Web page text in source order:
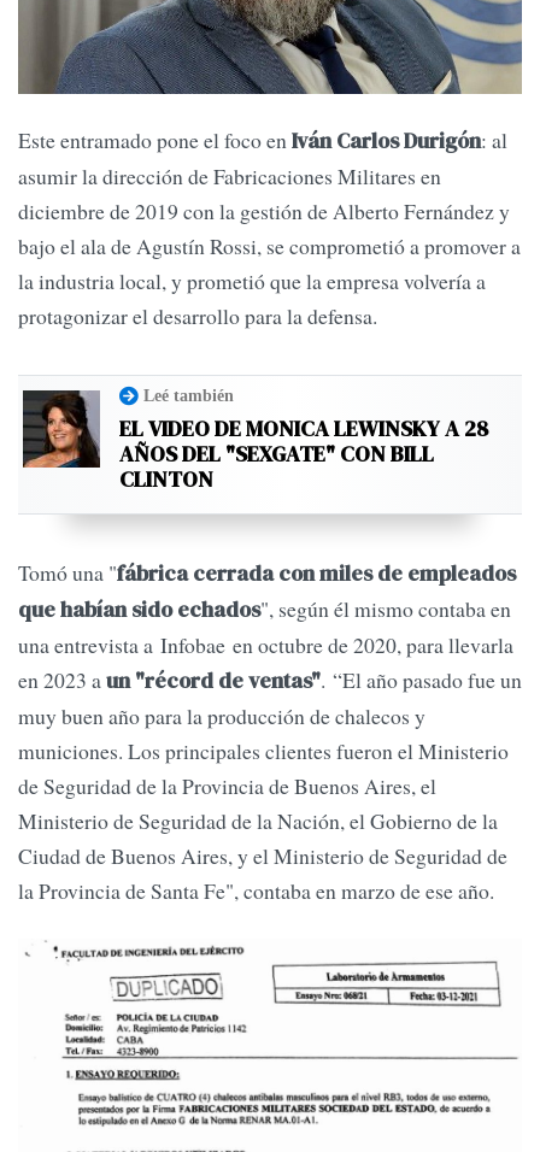
Este entramado pone el foco enIván Carlos Durigón: al
asumir la dirección de Fabricaciones Militares en
diciembre de 2019 con la gestión de Alberto Fernández y
bajo el ala de Agustín Rossi, se comprometió a promover a
la industria local, y prometió que la empresa volvería a
protagonizar el desarrollo para la defensa.
Leé también
EL VIDEO DE MONICA LEWINSKY A 28
AÑOS DEL "SEXGATE" CON BILL
CLINTON
Tomó una "fábrica cerrada con miles de empleados
que habían sido echados", según él mismo contaba en
una entrevista a Infobae en octubre de 2020, para llevarla
en 2023 aun "récord de ventas". “El año pasado fue un
muy buen año para la producción de chalecos y
municiones. Los principales clientes fueron el Ministerio
de Seguridad de la Provincia de Buenos Aires, el
Ministerio de Seguridad de la Nación, el Gobierno de la
Ciudad de Buenos Aires, y el Ministerio de Seguridad de
la Provincia de Santa Fe", contaba en marzo de ese año.